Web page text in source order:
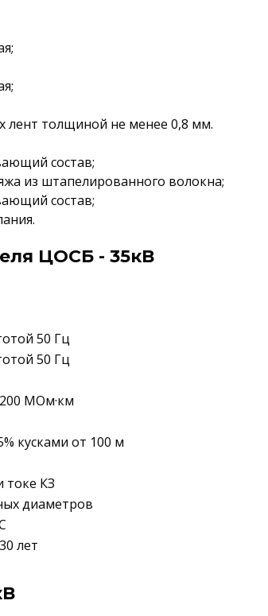
лент толщиной не менее 0,8 мм.
состав;
из штапелированного волокна;
состав;
ЦОСБ - 35кВ
50 Гц
50 Гц
МОм·км
кусками от 100 м
токе КЗ
диаметров
лет